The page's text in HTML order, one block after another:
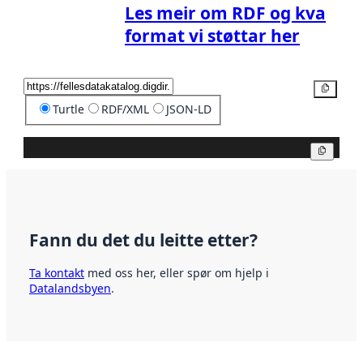
Les meir om RDF og kva
format vi støttar her
Turtle RDF/XML JSON-LD
Fann du det du leitte etter?
Ta kontakt med oss her, eller spør om hjelp i
Datalandsbyen.